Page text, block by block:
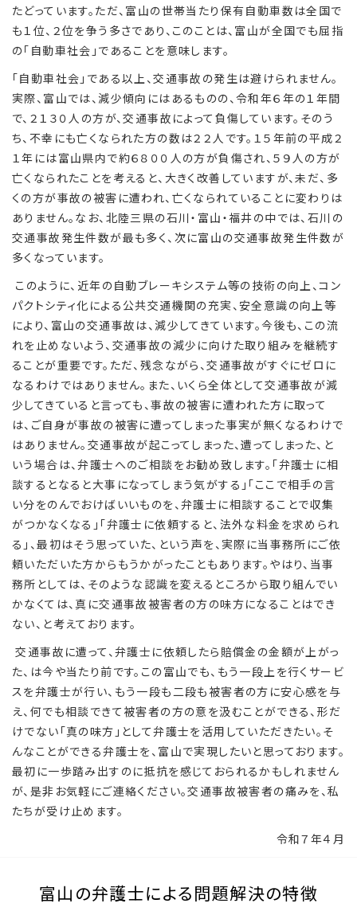
たどっています。ただ、富山の世帯当たり保有自動車数は全国で
も１位、２位を争う多さであり、このことは、富山が全国でも屈指
の「自動車社会」であることを意味します。
「自動車社会」である以上、交通事故の発生は避けられません。
実際、富山では、減少傾向にはあるものの、令和年６年の１年間
で、２１３０人の方が、交通事故によって負傷しています。そのう
ち、不幸にも亡くなられた方の数は２２人です。１５年前の平成２
１年には富山県内で約６８００人の方が負傷され、５９人の方が
亡くなられたことを考えると、大きく改善していますが、未だ、多
くの方が事故の被害に遭われ、亡くなられていることに変わりは
ありません。なお、北陸三県の石川・富山・福井の中では、石川の
交通事故発生件数が最も多く、次に富山の交通事故発生件数が
多くなっています。
このように、近年の自動ブレーキシステム等の技術の向上、コン
パクトシティ化による公共交通機関の充実、安全意識の向上等
により、富山の交通事故は、減少してきています。今後も、この流
れを止めないよう、交通事故の減少に向けた取り組みを継続す
ることが重要です。ただ、残念ながら、交通事故がすぐにゼロに
なるわけではありません。また、いくら全体として交通事故が減
少してきていると言っても、事故の被害に遭われた方に取って
は、ご自身が事故の被害に遭ってしまった事実が無くなるわけで
はありません。交通事故が起こってしまった、遭ってしまった、と
いう場合は、弁護士へのご相談をお勧め致します。「弁護士に相
談するとなると大事になってしまう気がする」「ここで相手の言
い分をのんでおけばいいものを、弁護士に相談することで収集
がつかなくなる」「弁護士に依頼すると、法外な料金を求められ
る」、最初はそう思っていた、という声を、実際に当事務所にご依
頼いただいた方からもうかがったこともあります。やはり、当事
務所としては、そのような認識を変えるところから取り組んでい
かなくては、真に交通事故被害者の方の味方になることはでき
ない、と考えております。
交通事故に遭って、弁護士に依頼したら賠償金の金額が上がっ
た、は今や当たり前です。この富山でも、もう一段上を行くサービ
スを弁護士が行い、もう一段も二段も被害者の方に安心感を与
え、何でも相談できて被害者の方の意を汲むことができる、形だ
けでない「真の味方」として弁護士を活用していただきたい。そ
んなことができる弁護士を、富山で実現したいと思っております。
最初に一歩踏み出すのに抵抗を感じておられるかもしれません
が、是非お気軽にご連絡ください。交通事故被害者の痛みを、私
たちが受け止めます。
令和７年４月
富山の弁護士による問題解決の特徴